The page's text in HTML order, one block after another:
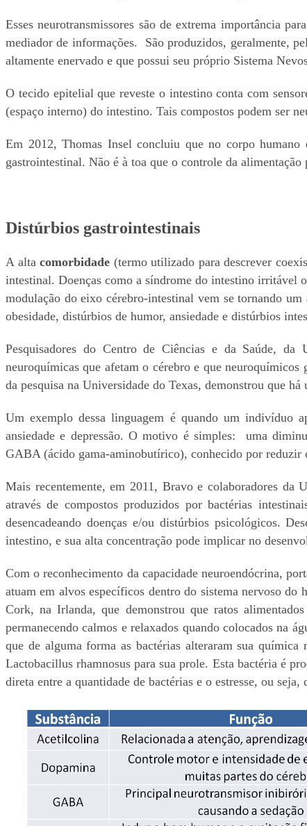
Esses neurotransmissores são de extrema importância
mediador de informações. São produzidos, geralmente,
altamente enervado e que possui seu próprio Sistema
O tecido epitelial que reveste o intestino conta com
(espaço interno) do intestino. Tais compostos podem ser
Em 2012, Thomas Insel concluiu que no corpo humano
gastrointestinal. Não é à toa que o controle da
Distúrbios gastrointestinais
A alta comorbidade (termo utilizado para descrever
intestinal. Doenças como a síndrome do intestino irritável
modulação do eixo cérebro-intestinal vem se tornando
obesidade, distúrbios de humor, ansiedade e distúrbios
Pesquisadores do Centro de Ciências e da Saúde, da
neuroquímicas que afetam o cérebro e que
da pesquisa na Universidade do Texas, demonstrou que
Um exemplo dessa linguagem é quando um indivíduo
ansiedade e depressão. O motivo é simples: uma
GABA (ácido gama-aminobutírico), conhecido por reduzir
Mais recentemente, em 2011, Bravo e colaboradores da
através de compostos produzidos por bactérias
desencadeando doenças e/ou distúrbios psicológicos.
intestino, e sua alta concentração pode implicar no
Com o reconhecimento da capacidade neuroendócrina,
atuam em alvos específicos dentro do sistema nervoso
Cork, na Irlanda, que demonstrou que ratos
permanecendo calmos e relaxados quando colocados na
que de alguma forma as bactérias alteraram sua química
Lactobacillus rhamnosus para sua prole. Esta bactéria é
direta entre a quantidade de bactérias e o estresse, ou